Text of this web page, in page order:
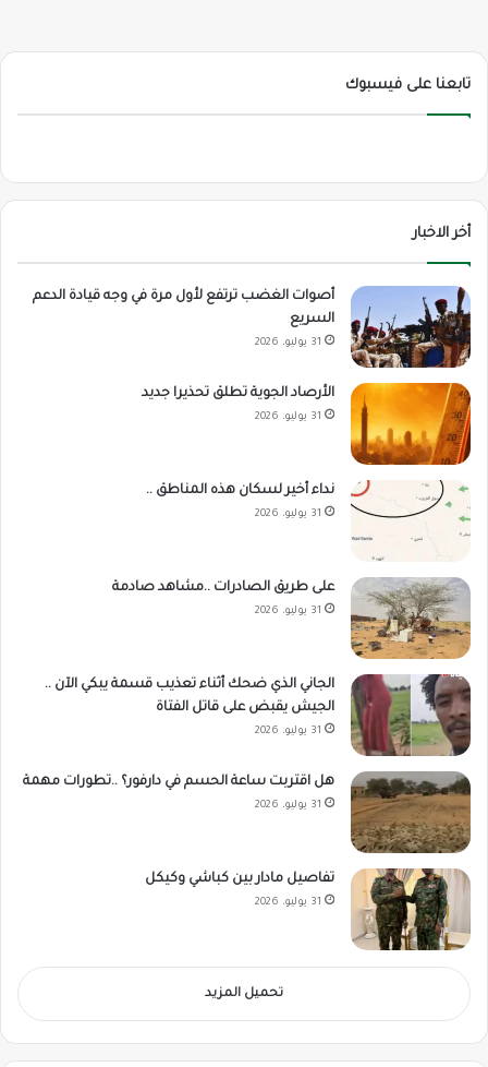
تابعنا على فيسبوك
أخر الاخبار
أصوات الغضب ترتفع لأول مرة في وجه قيادة الدعم
السريع
31 يوليو، 2026
الأرصاد الجوية تطلق تحذيرا جديد
31 يوليو، 2026
نداء أخير لسكان هذه المناطق ..
31 يوليو، 2026
على طريق الصادرات ..مشاهد صادمة
31 يوليو، 2026
الجاني الذي ضحك أثناء تعذيب قسمة يبكي الآن ..
الجيش يقبض على قاتل الفتاة
31 يوليو، 2026
هل اقتربت ساعة الحسم في دارفور؟ ..تطورات مهمة
31 يوليو، 2026
تفاصيل مادار بين كباشي وكيكل
31 يوليو، 2026
تحميل المزيد